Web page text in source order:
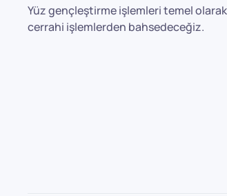
Yüz gençleştirme işlemleri temel
cerrahi işlemlerden bahsedeceğiz.